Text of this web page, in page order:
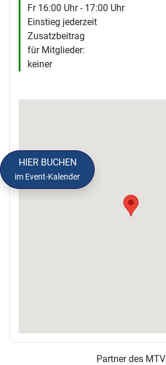
Fr 16:00 Uhr - 17:00 Uhr
Einstieg jederzeit
Zusatzbeitrag
für Mitglieder:
keiner
Partner des MTV
HIER BUCHEN
im Event-Kalender